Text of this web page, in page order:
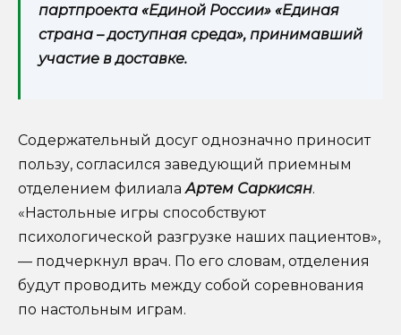
партпроекта «Единой России» «Единая
страна – доступная среда», принимавший
участие в доставке.
Содержательный досуг однозначно приносит
пользу, согласился заведующий приемным
отделением филиала Артем Саркисян.
«Настольные игры способствуют
психологической разгрузке наших пациентов»,
— подчеркнул врач. По его словам, отделения
будут проводить между собой соревнования
по настольным играм.